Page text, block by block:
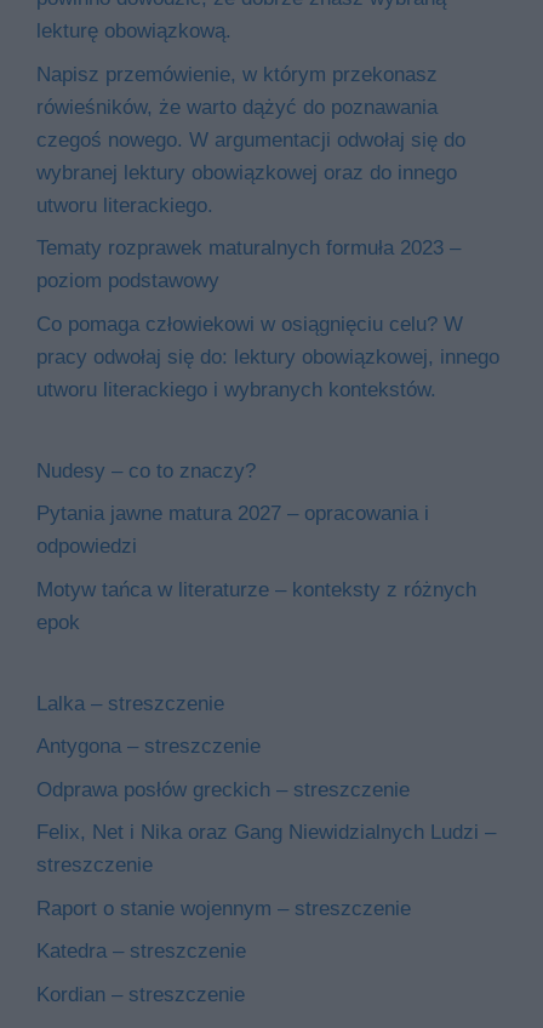
lekturę obowiązkową.
Napisz przemówienie, w którym przekonasz
rówieśników, że warto dążyć do poznawania
czegoś nowego. W argumentacji odwołaj się do
wybranej lektury obowiązkowej oraz do innego
utworu literackiego.
Tematy rozprawek maturalnych formuła 2023 –
poziom podstawowy
Co pomaga człowiekowi w osiągnięciu celu? W
pracy odwołaj się do: lektury obowiązkowej, innego
utworu literackiego i wybranych kontekstów.
Nudesy – co to znaczy?
Pytania jawne matura 2027 – opracowania i
odpowiedzi
Motyw tańca w literaturze – konteksty z różnych
epok
Lalka – streszczenie
Antygona – streszczenie
Odprawa posłów greckich – streszczenie
Felix, Net i Nika oraz Gang Niewidzialnych Ludzi –
streszczenie
Raport o stanie wojennym – streszczenie
Katedra – streszczenie
Kordian – streszczenie